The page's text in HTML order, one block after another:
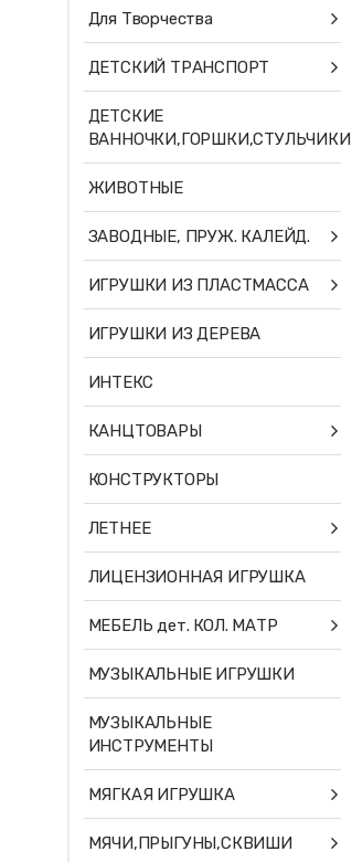
Для Творчества
ДЕТСКИЙ ТРАНСПОРТ
ДЕТСКИЕ
ВАННОЧКИ,ГОРШКИ,СТУЛЬЧИКИ
ЖИВОТНЫЕ
ЗАВОДНЫЕ, ПРУЖ. КАЛЕЙД.
ИГРУШКИ ИЗ ПЛАСТМАССА
ИГРУШКИ ИЗ ДЕРЕВА
ИНТЕКС
КАНЦТОВАРЫ
КОНСТРУКТОРЫ
ЛЕТНЕЕ
ЛИЦЕНЗИОННАЯ ИГРУШКА
МЕБЕЛЬ дет. КОЛ. МАТР
МУЗЫКАЛЬНЫЕ ИГРУШКИ
МУЗЫКАЛЬНЫЕ
ИНСТРУМЕНТЫ
МЯГКАЯ ИГРУШКА
МЯЧИ,ПРЫГУНЫ,СКВИШИ